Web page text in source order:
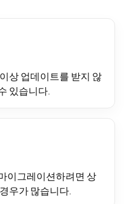
상 업데이트를 받지 않
있습니다.
이그레이션하려면 상
우가 많습니다.